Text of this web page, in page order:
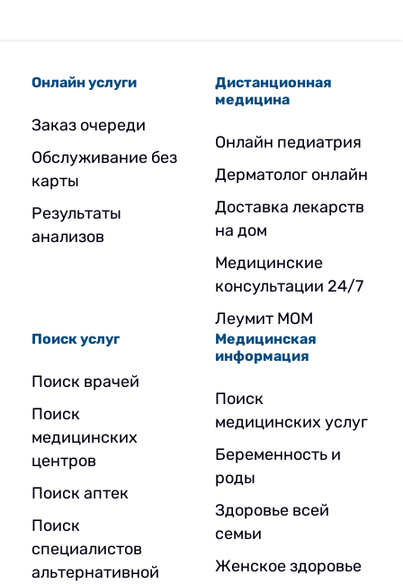
Онлайн услуги
Заказ очереди
Обслуживание без
карты
Результаты
анализов
Дистанционная
медицина
Онлайн педиатрия
Дерматолог онлайн
Доставка лекарств
на дом
Медицинские
консультации 24/7
Леумит МОМ
Поиск услуг
Поиск врачей
Поиск
медицинских
центров
Поиск аптек
Поиск
специалистов
альтернативной
Медицинская
информация
Поиск
медицинских услуг
Беременность и
роды
Здоровье всей
семьи
Женское здоровье